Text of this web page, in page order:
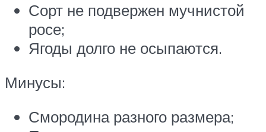
Сорт не подвержен мучнистой
росе;
Ягоды долго не осыпаются.
Минусы:
Смородина разного размера;